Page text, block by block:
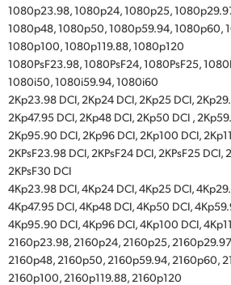
1080p23.98, 1080p24, 1080p25,
1080p48, 1080p50, 1080p59.94, 1080p60,
1080p100, 1080p119.88, 1080p120
1080PsF23.98, 1080PsF24, 1080PsF25,
1080i50, 1080i59.94, 1080i60
2Kp23.98 DCI, 2Kp24 DCI, 2Kp25 DCI,
2Kp47.95 DCI, 2Kp48 DCI, 2Kp50 DCI ,
2Kp95.90 DCI, 2Kp96 DCI, 2Kp100 DCI,
2KPsF23.98 DCI, 2KPsF24 DCI, 2KPsF25 DCI,
2KPsF30 DCI
4Kp23.98 DCI, 4Kp24 DCI, 4Kp25 DCI,
4Kp47.95 DCI, 4Kp48 DCI, 4Kp50 DCI,
4Kp95.90 DCI, 4Kp96 DCI, 4Kp100 DCI,
2160p23.98, 2160p24, 2160p25,
2160p48, 2160p50, 2160p59.94, 2160p60,
2160p100, 2160p119.88, 2160p120